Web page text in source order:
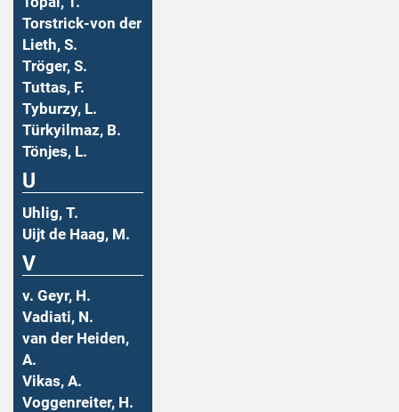
Torstrick-von der
Lieth, S.
Tröger, S.
Tuttas, F.
Tyburzy, L.
Türkyilmaz, B.
Tönjes, L.
U
Uhlig, T.
Uijt de Haag, M.
V
v. Geyr, H.
Vadiati, N.
van der Heiden,
A.
Vikas, A.
Voggenreiter, H.